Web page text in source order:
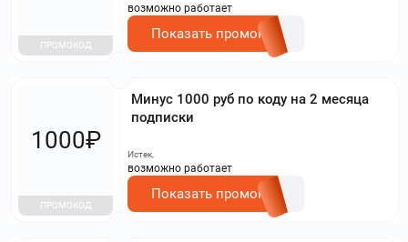
ПРОМОКОД
возможно работает
Показать промокод
Минус 1000 руб по коду на 2 месяца
подписки
1000₽
ПРОМОКОД
Истек,
возможно работает
Показать промокод